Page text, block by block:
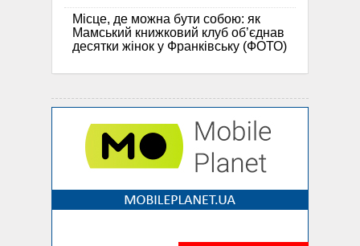
Місце, де можна бути собою: як
Мамський книжковий клуб об’єднав
десятки жінок у Франківську (ФОТО)